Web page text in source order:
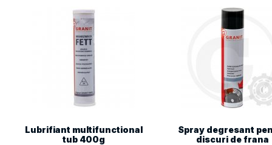
Lubrifiant multifunctional
tub 400g
Spray degresant
discuri de frana